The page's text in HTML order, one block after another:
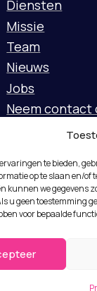
te bieden,
op te slaan en/of
kunnen we gegevens
u geen toestemming
voor bepaalde
Diensten
Missie
Team
Nieuws
Jobs
Neem contact